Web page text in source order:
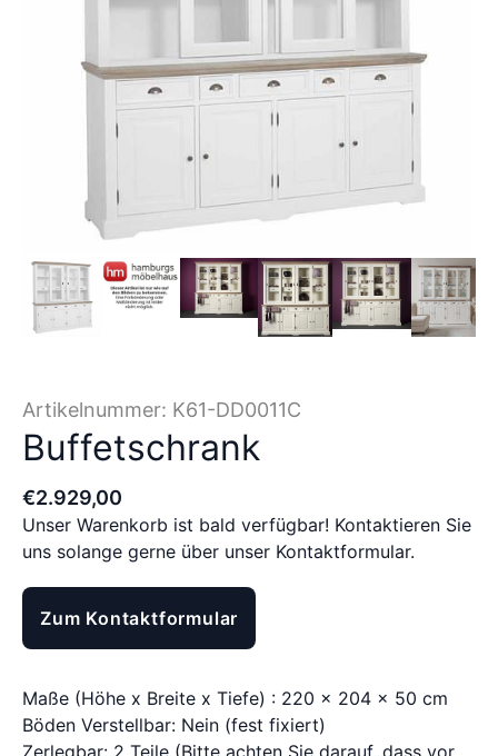
Artikelnummer: K61-DD0011C
Buffetschrank
€2.929,00
Unser Warenkorb ist bald verfügbar! Kontaktieren Sie
uns solange gerne über unser Kontaktformular.
Zum Kontaktformular
Maße (Höhe x Breite x Tiefe) : 220 x 204 x 50 cm
Böden Verstellbar: Nein (fest fixiert)
Zerlegbar: 2 Teile (Bitte achten Sie darauf, dass vor